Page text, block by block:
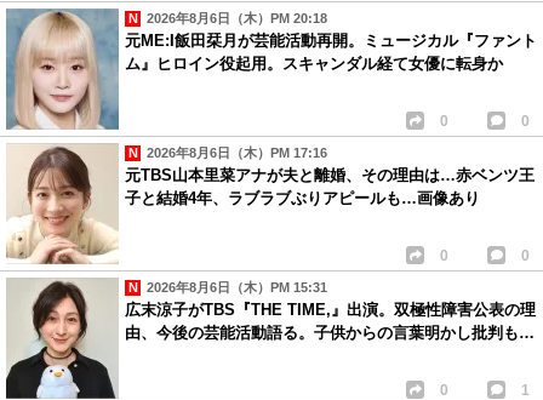
2026年8月6日（木）PM 20:18
元ME:I飯田栞月が芸能活動再開。ミュージカル『ファント
ム』ヒロイン役起用。スキャンダル経て女優に転身か
0 0
2026年8月6日（木）PM 17:16
元TBS山本里菜アナが夫と離婚、その理由は…赤ベンツ王
子と結婚4年、ラブラブぶりアピールも…画像あり
0 0
2026年8月6日（木）PM 15:31
広末涼子がTBS『THE TIME,』出演。双極性障害公表の理
由、今後の芸能活動語る。子供からの言葉明かし批判も…
0 1